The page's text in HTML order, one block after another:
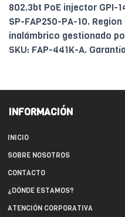
802.3bt PoE injector GPI-
SP-FAP250-PA-10.
inalámbrico gestionado
SKU: FAP-441K-A.
INFORMACIÓN
INICIO
SOBRE NOSOTROS
CONTACTO
¿DÓNDE ESTAMOS?
ATENCIÓN CORPORATIVA